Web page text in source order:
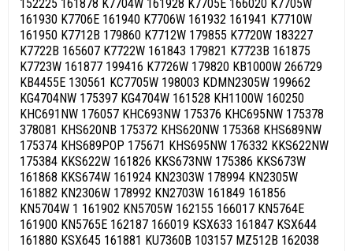
152225 161878 K7704W 161928 K7705E 166020 K7705W
161930 K7706E 161940 K7706W 161932 161941 K7710W
161950 K7712B 179860 K7712W 179855 K7720W 183227
K7722B 165607 K7722W 161843 179821 K7723B 161875
K7723W 161877 199416 K7726W 179820 KB1000W 266729
KB4455E 130561 KC7705W 198003 KDMN2305W 199662
KG4704NW 175397 KG4704W 161528 KH1100W 160250
KHC691NW 176057 KHC693NW 175376 KHC695NW 175378
378081 KHS620NB 175372 KHS620NW 175368 KHS689NW
175374 KHS689POP 175671 KHS695NW 176332 KKS622NW
175384 KKS622W 161826 KKS673NW 175386 KKS673W
161868 KKS674W 161924 KN2303W 178994 KN2305W
161882 KN2306W 178992 KN2703W 161849 161856
KN5704W 1 161902 KN5705W 162155 166017 KN5764E
161900 KN5765E 162187 166019 KSX633 161847 KSX644
161880 KSX645 161881 KU7360B 103157 MZ512B 162038